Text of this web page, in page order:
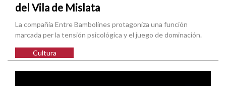
del Vila de Mislata
La compañía Entre Bambolines protagoniza una función
marcada per la tensión psicológica y el juego de dominación.
Cultura